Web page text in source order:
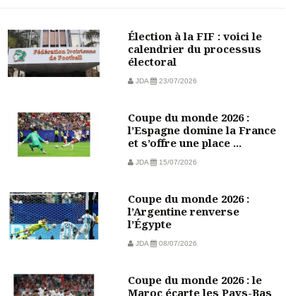
Élection à la FIF : voici le
calendrier du processus
électoral
JDA 23/07/2026
Coupe du monde 2026 :
l’Espagne domine la France
et s’offre une place ...
JDA 15/07/2026
Coupe du monde 2026 :
l’Argentine renverse
l’Égypte
JDA 08/07/2026
Coupe du monde 2026 : le
Maroc écarte les Pays-Bas